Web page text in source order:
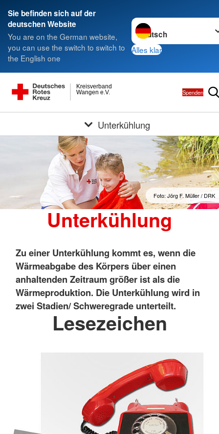
Sie befinden sich auf der
deutschen Website
You are on the German website,
you can use the switch to switch to
the English one
Sprache wechseln zu
Alles klar
Wangen e.V.
Kreisverband
Spenden
Unterkühlung
Foto: Jörg F. Müller / DRK
Unterkühlung
Zu einer Unterkühlung kommt es, wenn die
Wärmeabgabe des Körpers über einen
anhaltenden Zeitraum größer ist als die
Wärmeproduktion. Die Unterkühlung wird in
zwei Stadien/ Schweregrade unterteilt.
Lesezeichen